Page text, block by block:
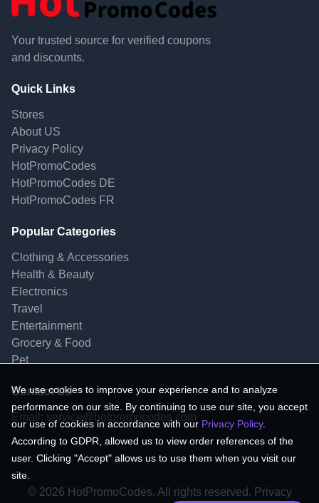
Your trusted source for verified coupons
and discounts.
Quick Links
Stores
About US
Privacy Policy
HotPromoCodes
HotPromoCodes DE
HotPromoCodes FR
Popular Categories
Clothing & Accessories
Health & Beauty
Electronics
Travel
Entertainment
Grocery & Food
Pet
Contact Us
Email: service@hotpromocodes.com
© 2026 HotPromoCodes, All rights reserved. Privacy
We use cookies to improve your experience and to analyze
performance on our site. By continuing to use our site, you accept
our use of cookies in accordance with our Privacy Policy.
According to GDPR, allowed us to view order references of the
user. Clicking "Accept" allows us to use them when you visit our
site.